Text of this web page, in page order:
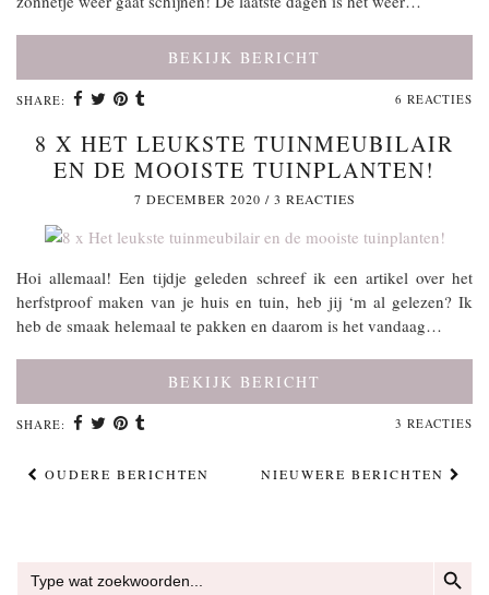
BEKIJK BERICHT
SHARE: 6 REACTIES
8 X HET LEUKSTE TUINMEUBILAIR
EN DE MOOISTE TUINPLANTEN!
7 DECEMBER 2020 / 3 REACTIES
Hoi allemaal! Een tijdje geleden schreef ik een artikel over het
herfstproof maken van je huis en tuin, heb jij ‘m al gelezen? Ik
heb de smaak helemaal te pakken en daarom is het vandaag…
BEKIJK BERICHT
SHARE: 3 REACTIES
OUDERE BERICHTEN NIEUWERE BERICHTEN
naar: